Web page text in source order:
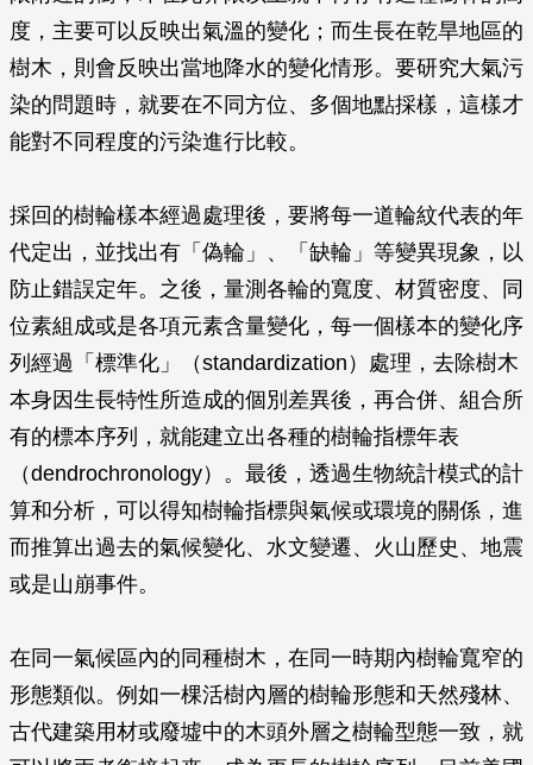
度，主要可以反映出氣溫的變化；而生長在乾旱地區的
樹木，則會反映出當地降水的變化情形。要研究大氣污
染的問題時，就要在不同方位、多個地點採樣，這樣才
能對不同程度的污染進行比較。
採回的樹輪樣本經過處理後，要將每一道輪紋代表的年
代定出，並找出有「偽輪」、「缺輪」等變異現象，以
防止錯誤定年。之後，量測各輪的寬度、材質密度、同
位素組成或是各項元素含量變化，每一個樣本的變化序
列經過「標準化」（standardization）處理，去除樹木
本身因生長特性所造成的個別差異後，再合併、組合所
有的標本序列，就能建立出各種的樹輪指標年表
（dendrochronology）。最後，透過生物統計模式的計
算和分析，可以得知樹輪指標與氣候或環境的關係，進
而推算出過去的氣候變化、水文變遷、火山歷史、地震
或是山崩事件。
在同一氣候區內的同種樹木，在同一時期內樹輪寬窄的
形態類似。例如一棵活樹內層的樹輪形態和天然殘林、
古代建築用材或廢墟中的木頭外層之樹輪型態一致，就